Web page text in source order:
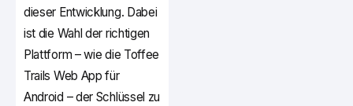
dieser Entwicklung. Dabei
ist die Wahl der richtigen
Plattform – wie die Toffee
Trails Web App für
Android – der Schlüssel zu